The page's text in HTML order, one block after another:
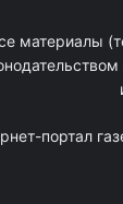
материалы
портал